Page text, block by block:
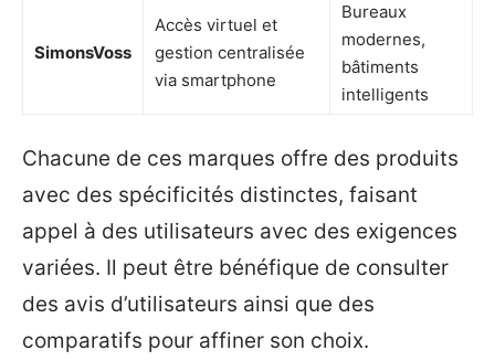
SimonsVoss
Accès virtuel et
gestion centralisée
via smartphone
Bureaux
modernes,
bâtiments
intelligents
Chacune de ces marques offre des produits
avec des spécificités distinctes, faisant
appel à des utilisateurs avec des exigences
variées. Il peut être bénéfique de consulter
des avis d’utilisateurs ainsi que des
comparatifs pour affiner son choix.